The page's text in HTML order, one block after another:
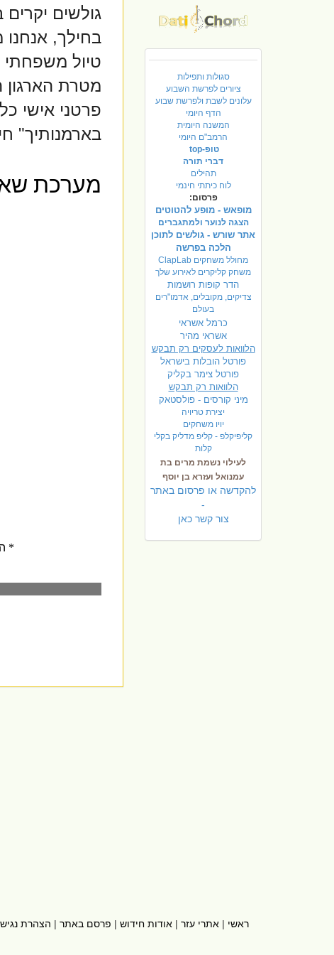
סגולות ותפילות
ציורים לפרשת השבוע
עלונים לשבת ולפרשת שבוע
הדף היומי
המשנה היומית
הרמב"ם היומי
טופ-top
דברי תורה
תהילים
לוח כיתתי חינמי
פרסום:
מופאש - מופע להטוטים
הצגה לנוער ולמתגברים
אתר שורש - גולשים לתוכן
הלכה בפרשה
מחולל משחקים ClapLab
משחק קליקרים לאירוע שלך
הדר קופות רושמות
צדיקים, מקובלים, אדמו"רים
בעולם
כרמל אשראי
אשראי מהיר
הלוואות לעסקים רק תבקש
פורטל הובלות בישראל
פורטל צימר בקליק
הלוואות רק תבקש
מיני קורסים - פולסטאק
יצירת טריויה
יויו משחקים
קליפיקלפ - קליפ מדליק בקלי
קלות
לעילוי נשמת מרים בת
עמנואל ועזרא בן יוסף
להקדשה או פרסום באתר
-
צור קשר כאן
גולשים יקרים
בחילך,
טיול משפחתי
מטרת הארגון
פרטני אישי
בארמנותיך"
ראשי | אתרי עזר | אודות חידוש | פרסם באתר | הצהרת